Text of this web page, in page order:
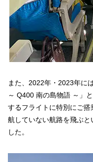
また、2022年・2023年に
～ Q400 南の島物語 ～」
するフライトに特別にご
航していない航路を飛ぶ
した。